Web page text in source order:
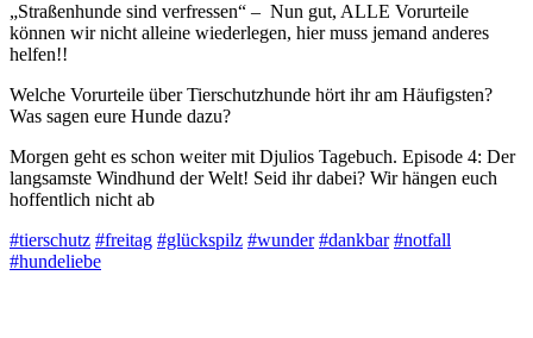
„Straßenhunde sind verfressen“ – Nun gut, ALLE Vorurteile
können wir nicht alleine wiederlegen, hier muss jemand anderes
helfen!!
Welche Vorurteile über Tierschutzhunde hört ihr am Häufigsten?
Was sagen eure Hunde dazu?
Morgen geht es schon weiter mit Djulios Tagebuch. Episode 4: Der
langsamste Windhund der Welt! Seid ihr dabei? Wir hängen euch
hoffentlich nicht ab
#tierschutz #freitag #glückspilz #wunder #dankbar #notfall
#hundeliebe